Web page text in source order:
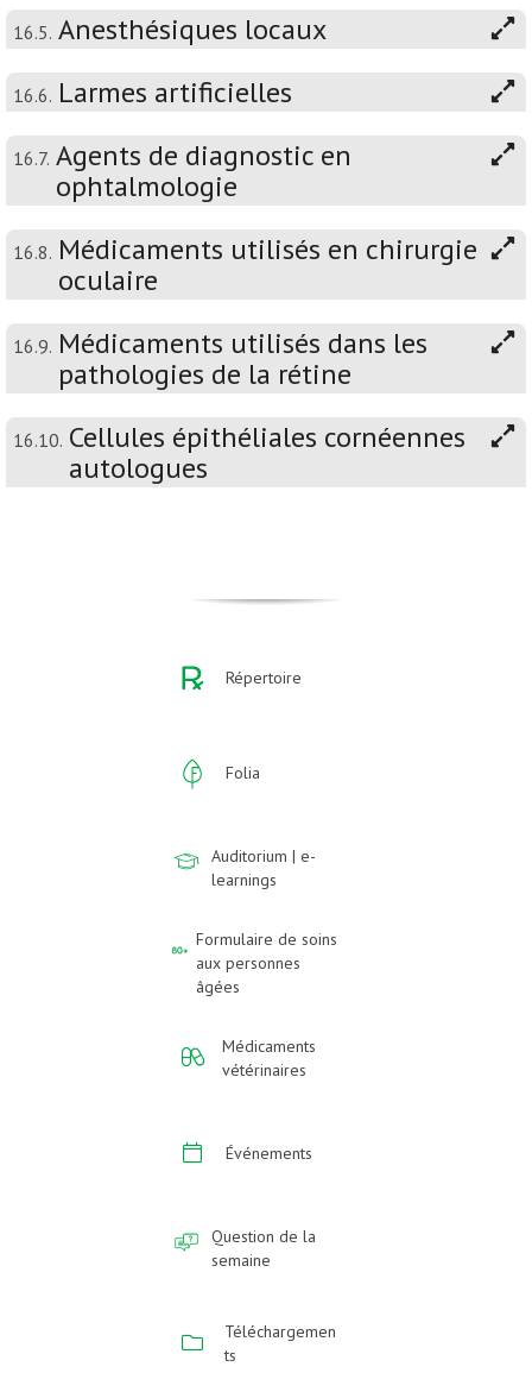
16.5. Anesthésiques locaux
16.6. Larmes artificielles
16.7. Agents de diagnostic en
ophtalmologie
16.8. Médicaments utilisés en chirurgie
oculaire
16.9. Médicaments utilisés dans les
pathologies de la rétine
16.10. Cellules épithéliales cornéennes
autologues
Répertoire
Folia
Auditorium | e-
learnings
Formulaire de soins
aux personnes
âgées
Médicaments
vétérinaires
Événements
Question de la
semaine
Téléchargemen
ts